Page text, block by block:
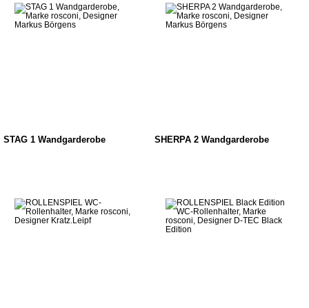
STAG 1 Wandgarderobe SHERPA 2 Wandgarderobe